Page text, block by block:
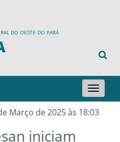
DO OESTE DO PARÁ
Toggle
navigation
Março de 2025 às 18:03
iniciam